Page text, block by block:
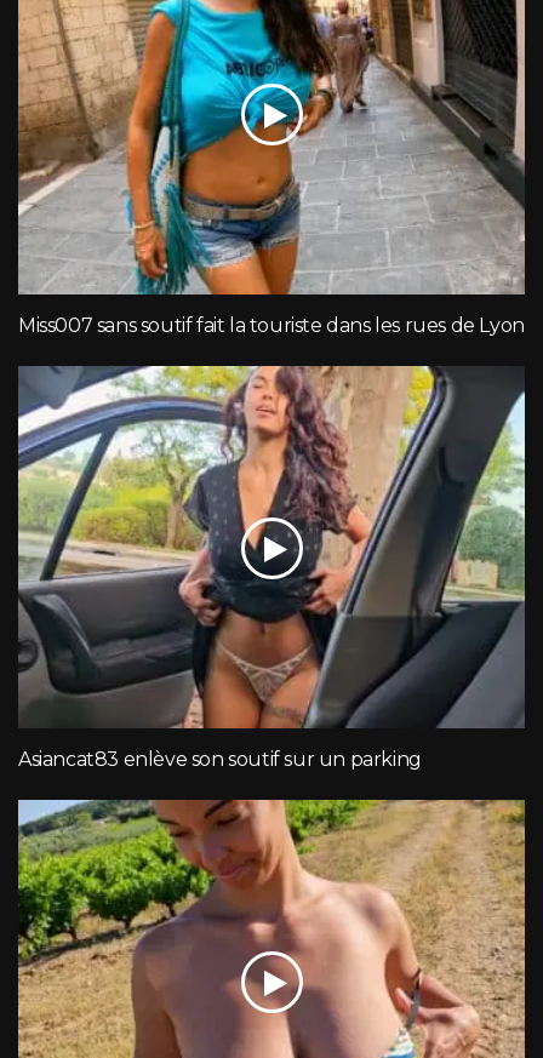
Miss007 sans soutif fait la touriste dans les rues de Lyon
Asiancat83 enlève son soutif sur un parking